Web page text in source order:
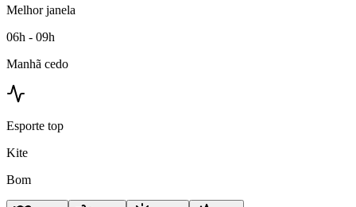
Melhor janela
06h - 09h
Manhã cedo
Esporte top
Kite
Bom